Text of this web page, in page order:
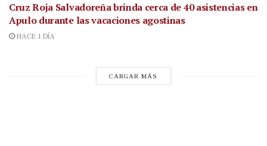
Cruz Roja Salvadoreña brinda cerca de 40 asistencias en
Apulo durante las vacaciones agostinas
HACE 1 DÍA
CARGAR MÁS